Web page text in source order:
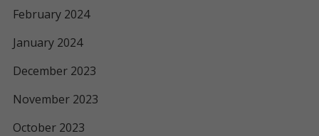
February 2024
January 2024
December 2023
November 2023
October 2023